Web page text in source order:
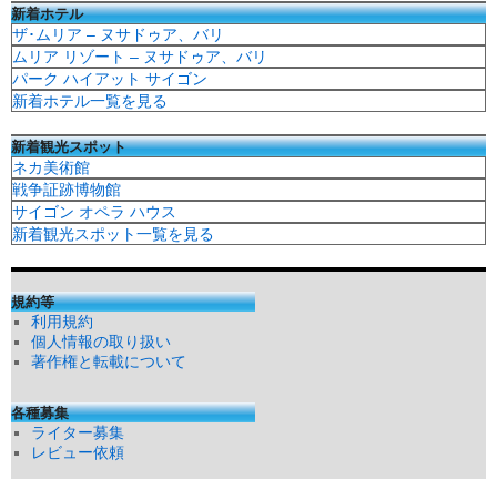
新着ホテル
ザ･ムリア – ヌサドゥア、バリ
ムリア リゾート – ヌサドゥア、バリ
パーク ハイアット サイゴン
新着ホテル一覧を見る
新着観光スポット
ネカ美術館
戦争証跡博物館
サイゴン オペラ ハウス
新着観光スポット一覧を見る
規約等
利用規約
個人情報の取り扱い
著作権と転載について
各種募集
ライター募集
レビュー依頼